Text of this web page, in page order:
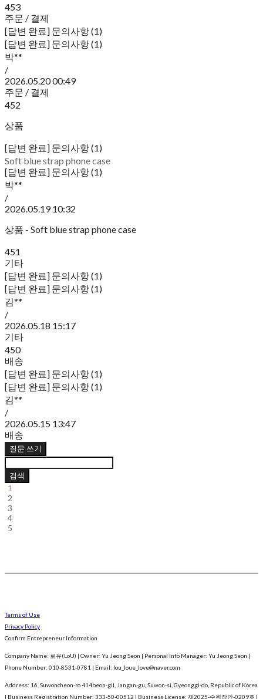
453
주문 / 결제
[답변 완료] 문의사항 (1)
[답변 완료] 문의사항 (1)
박**
/
2026.05.20 00:49
주문 / 결제
452
상품
[답변 완료] 문의사항 (1)
Soft blue strap phone case
[답변 완료] 문의사항 (1)
박**
/
2026.05.19 10:32
상품 - Soft blue strap phone case
451
기타
[답변 완료] 문의사항 (1)
[답변 완료] 문의사항 (1)
김**
/
2026.05.18 15:17
기타
450
배송
[답변 완료] 문의사항 (1)
[답변 완료] 문의사항 (1)
김**
/
2026.05.15 13:47
배송
질문 쓰기
검색
1
2
3
4
5
Terms of Use
Privacy Policy
Confirm Entrepreneur Information
Company Name: 로유(LoU) | Owner: Yu Jeong Seon | Personal Info Manager: Yu Jeong Seon |
Phone Number: 010-8531-0781 | Email: lou_loue_love@naver.com
Address: 16, Suwoncheon-ro 414beon-gil, Jangan-gu, Suwon-si, Gyeonggi-do, Republic of Korea
| Business Registration Number: 333-50-00512 | Business License: 제2025-수원장안-0209호 |